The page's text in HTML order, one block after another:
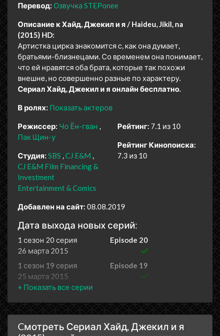
Перевод: Озвучка STEPonee
Описание к Хайд, Джекил и я / Haideu, Jikil, na
(2015) HD:
Артистка цирка знакомится с, как она думает,
братьями-близнецами. Со временем она понимает,
что ей нравятся оба брата, которые так похожи
внешне, но совершенно разные по характеру.
Сериал Хайд, Джекил и я онлайн бесплатно.
В ролях: Показать актеров
Режиссер: Чо Ён-гван
Пак Щин-у
Студия: SBS CJ E&M
CJ E&M Film Financing &
Investment
Entertainment & Comics
Рейтинг: 7.1 из 10
Рейтинг Кинопоиска:
7.3 из 10
Добавлен на сайт: 08.08.2019
Дата выхода новых серий:
1 сезон 20 серия
Episode 20
26 марта 2015
1 сезон 19 серия
Episode 19
25 марта 2015
1 сезон 18 серия
19 марта 2015
1 сезон 17 серия
Episode 17
18 марта 2015
Cмотреть Сериал Хайд, Джекил и я